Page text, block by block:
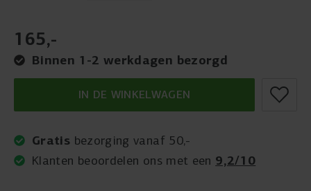
165,-
Binnen 1-2 werkdagen bezorgd
IN DE WINKELWAGEN
Gratis bezorging vanaf 50,-
Klanten beoordelen ons met een 9,2/10